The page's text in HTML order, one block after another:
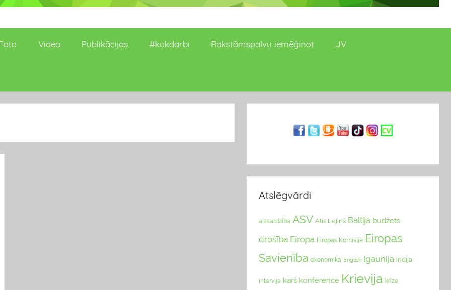
Video Publikācijas #kokdarbi Rakstāmspalvu iemēģinot JV
Atslēgvārdi
aizsardzība ASV Atis Lejiņš Baltija budžets
drošība Eiropa Eiropas Komisija Eiropas
Savienība ekonomika English Igaunija Indija
intervija karš konference Krievija krīze